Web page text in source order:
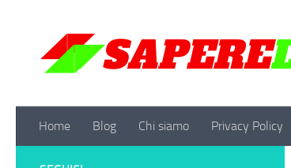
Home Blog Chi siamo Privacy Policy